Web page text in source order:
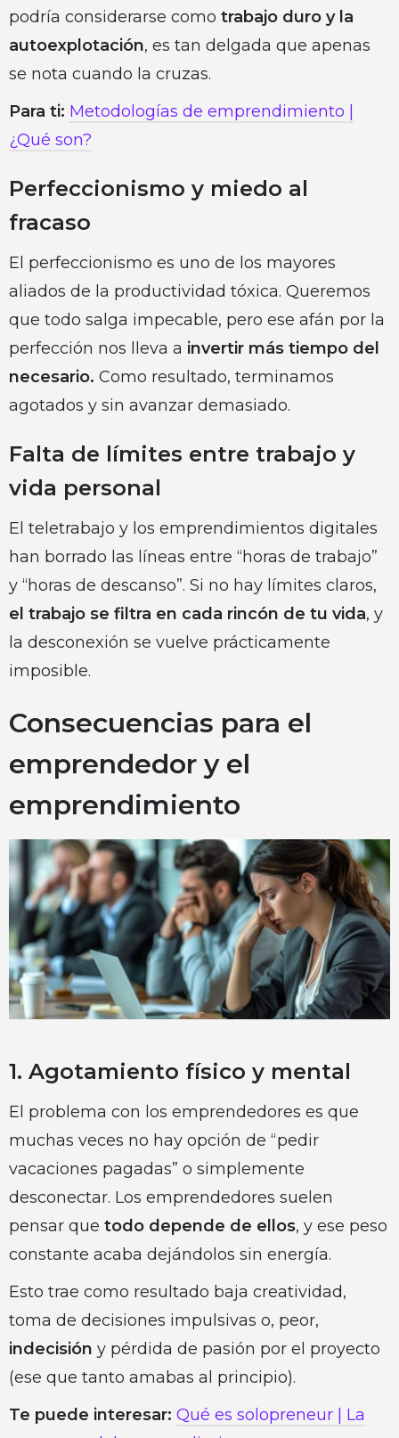
podría considerarse como trabajo duro y la
autoexplotación, es tan delgada que apenas
se nota cuando la cruzas.
Para ti: Metodologías de emprendimiento |
¿Qué son?
Perfeccionismo y miedo al
fracaso
El perfeccionismo es uno de los mayores
aliados de la productividad tóxica. Queremos
que todo salga impecable, pero ese afán por la
perfección nos lleva a invertir más tiempo del
necesario. Como resultado, terminamos
agotados y sin avanzar demasiado.
Falta de límites entre trabajo y
vida personal
El teletrabajo y los emprendimientos digitales
han borrado las líneas entre “horas de trabajo”
y “horas de descanso”. Si no hay límites claros,
el trabajo se filtra en cada rincón de tu vida, y
la desconexión se vuelve prácticamente
imposible.
Consecuencias para el
emprendedor y el
emprendimiento
1. Agotamiento físico y mental
El problema con los emprendedores es que
muchas veces no hay opción de “pedir
vacaciones pagadas” o simplemente
desconectar. Los emprendedores suelen
pensar que todo depende de ellos, y ese peso
constante acaba dejándolos sin energía.
Esto trae como resultado baja creatividad,
toma de decisiones impulsivas o, peor,
indecisión y pérdida de pasión por el proyecto
(ese que tanto amabas al principio).
Te puede interesar: Qué es solopreneur | La